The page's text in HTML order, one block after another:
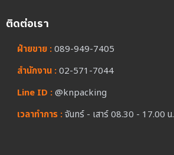
ติดต่อเรา
ฝ่ายขาย :089-949-7405
สำนักงาน :02-571-7044
Line ID :@knpacking
เวลาทำการ :จันทร์ - เสาร์ 08.30 - 17.00 น.